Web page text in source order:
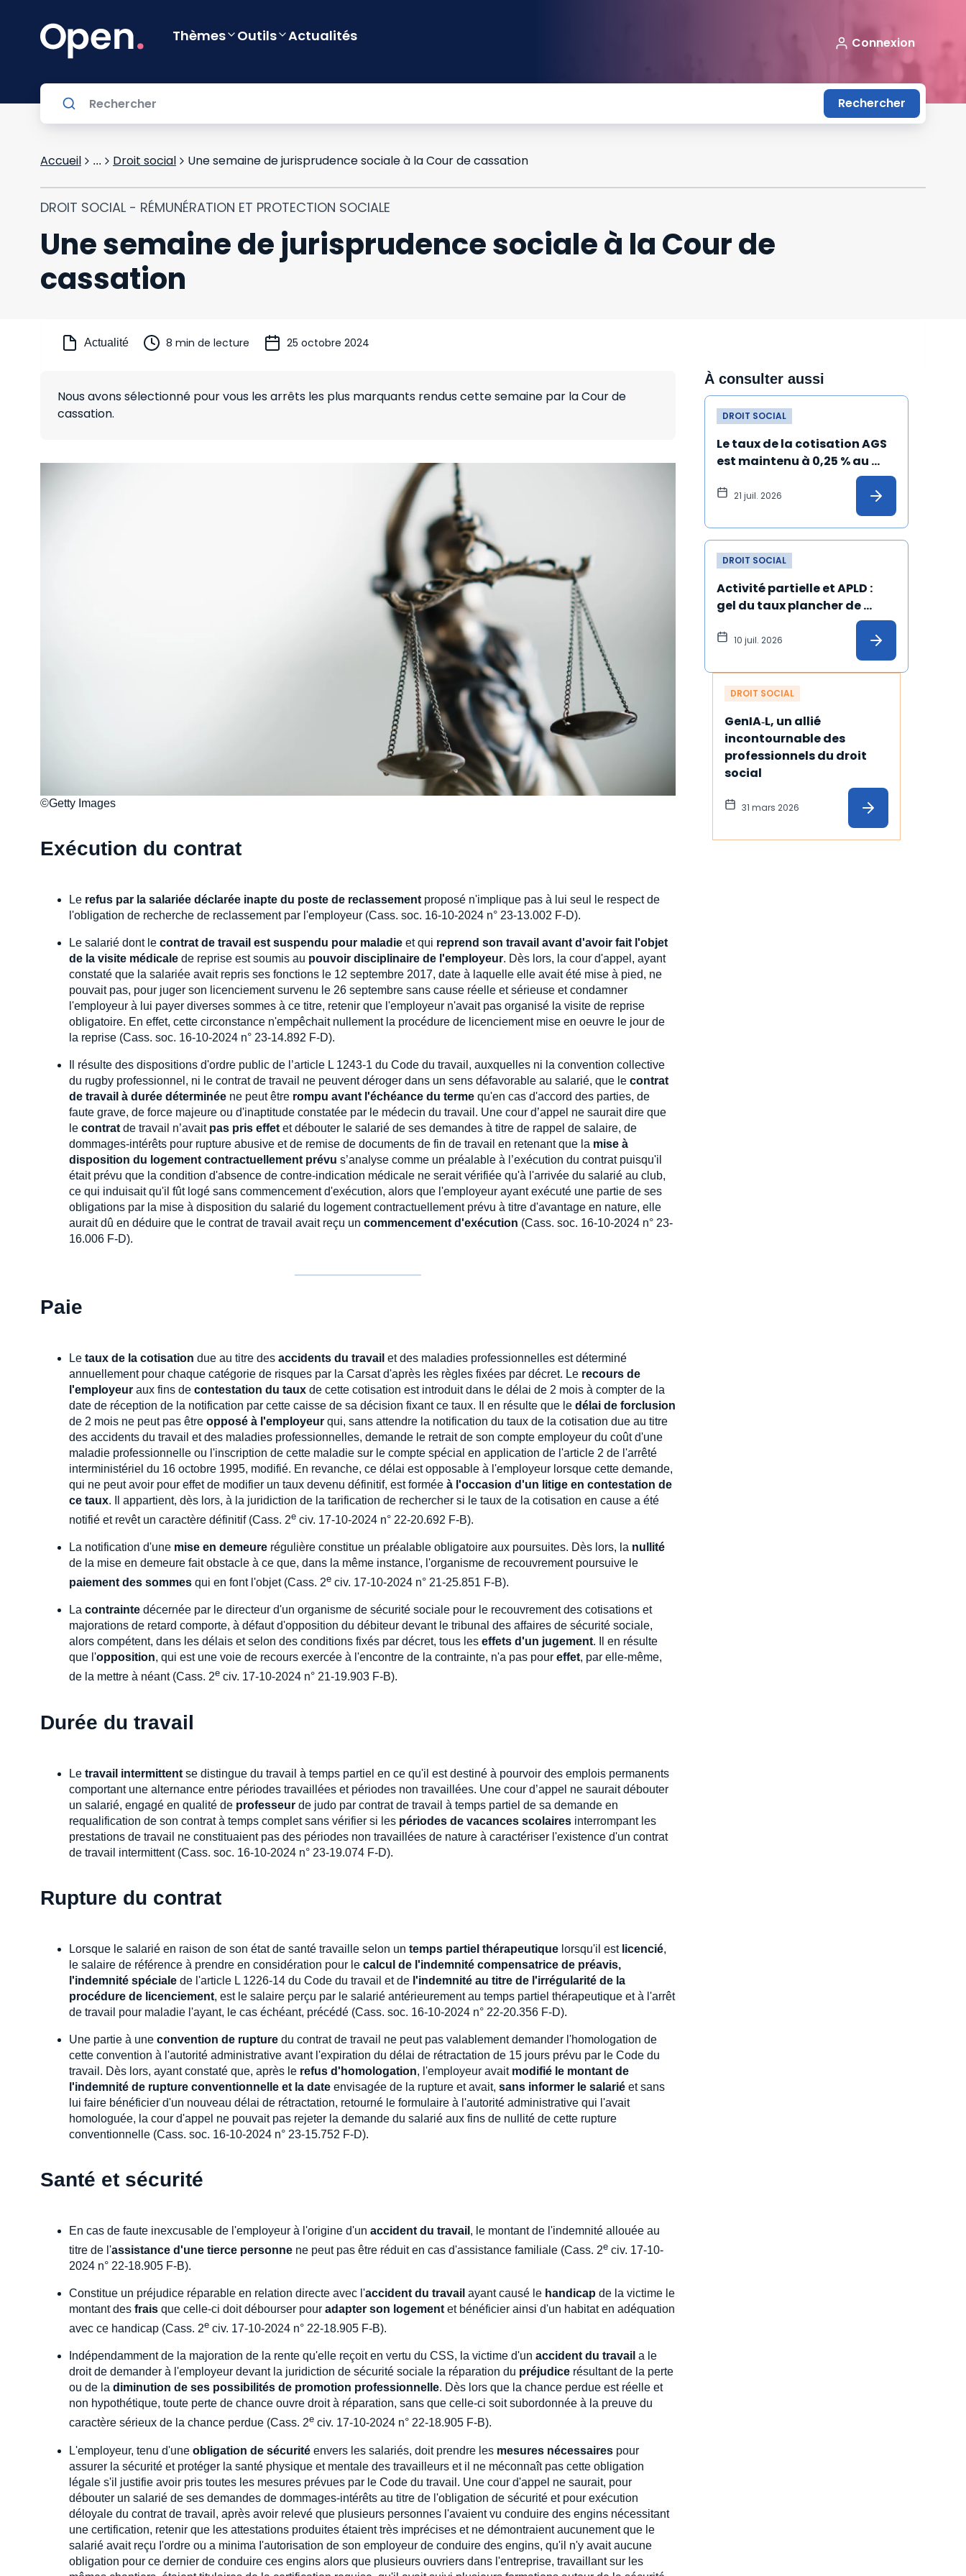
Thèmes Outils Actualités Connexion
Rechercher
Accueil ... Droit social Une semaine de jurisprudence sociale à la Cour de cassation
DROIT SOCIAL - RÉMUNÉRATION ET PROTECTION SOCIALE
Une semaine de jurisprudence sociale à la Cour de
cassation
Actualité 8 min de lecture 25 octobre 2024
Nous avons sélectionné pour vous les arrêts les plus marquants rendus cette semaine par la Cour de
cassation.
©Getty Images
Exécution du contrat
Le refus par la salariée déclarée inapte du poste de reclassement proposé n'implique pas à lui seul le respect de
l'obligation de recherche de reclassement par l'employeur (Cass. soc. 16-10-2024 n° 23-13.002 F-D).
Le salarié dont le contrat de travail est suspendu pour maladie et qui reprend son travail avant d'avoir fait l'objet
de la visite médicale de reprise est soumis au pouvoir disciplinaire de l'employeur. Dès lors, la cour d'appel, ayant
constaté que la salariée avait repris ses fonctions le 12 septembre 2017, date à laquelle elle avait été mise à pied, ne
pouvait pas, pour juger son licenciement survenu le 26 septembre sans cause réelle et sérieuse et condamner
l'employeur à lui payer diverses sommes à ce titre, retenir que l'employeur n'avait pas organisé la visite de reprise
obligatoire. En effet, cette circonstance n'empêchait nullement la procédure de licenciement mise en oeuvre le jour de
la reprise (Cass. soc. 16-10-2024 n° 23-14.892 F-D).
Il résulte des dispositions d'ordre public de l’article L 1243-1 du Code du travail, auxquelles ni la convention collective
du rugby professionnel, ni le contrat de travail ne peuvent déroger dans un sens défavorable au salarié, que le contrat
de travail à durée déterminée ne peut être rompu avant l'échéance du terme qu'en cas d'accord des parties, de
faute grave, de force majeure ou d'inaptitude constatée par le médecin du travail. Une cour d’appel ne saurait dire que
le contrat de travail n’avait pas pris effet et débouter le salarié de ses demandes à titre de rappel de salaire, de
dommages-intérêts pour rupture abusive et de remise de documents de fin de travail en retenant que la mise à
disposition du logement contractuellement prévu s’analyse comme un préalable à l’exécution du contrat puisqu'il
était prévu que la condition d'absence de contre-indication médicale ne serait vérifiée qu'à l'arrivée du salarié au club,
ce qui induisait qu'il fût logé sans commencement d'exécution, alors que l'employeur ayant exécuté une partie de ses
obligations par la mise à disposition du salarié du logement contractuellement prévu à titre d'avantage en nature, elle
aurait dû en déduire que le contrat de travail avait reçu un commencement d'exécution (Cass. soc. 16-10-2024 n° 23-
16.006 F-D).
Paie
Le taux de la cotisation due au titre des accidents du travail et des maladies professionnelles est déterminé
annuellement pour chaque catégorie de risques par la Carsat d'après les règles fixées par décret. Le recours de
l'employeur aux fins de contestation du taux de cette cotisation est introduit dans le délai de 2 mois à compter de la
date de réception de la notification par cette caisse de sa décision fixant ce taux. Il en résulte que le délai de forclusion
de 2 mois ne peut pas être opposé à l'employeur qui, sans attendre la notification du taux de la cotisation due au titre
des accidents du travail et des maladies professionnelles, demande le retrait de son compte employeur du coût d'une
maladie professionnelle ou l'inscription de cette maladie sur le compte spécial en application de l'article 2 de l'arrêté
interministériel du 16 octobre 1995, modifié. En revanche, ce délai est opposable à l'employeur lorsque cette demande,
qui ne peut avoir pour effet de modifier un taux devenu définitif, est formée à l'occasion d'un litige en contestation de
ce taux. Il appartient, dès lors, à la juridiction de la tarification de rechercher si le taux de la cotisation en cause a été
notifié et revêt un caractère définitif (Cass. 2e civ. 17-10-2024 n° 22-20.692 F-B).
La notification d'une mise en demeure régulière constitue un préalable obligatoire aux poursuites. Dès lors, la nullité
de la mise en demeure fait obstacle à ce que, dans la même instance, l'organisme de recouvrement poursuive le
paiement des sommes qui en font l'objet (Cass. 2e civ. 17-10-2024 n° 21-25.851 F-B).
La contrainte décernée par le directeur d'un organisme de sécurité sociale pour le recouvrement des cotisations et
majorations de retard comporte, à défaut d'opposition du débiteur devant le tribunal des affaires de sécurité sociale,
alors compétent, dans les délais et selon des conditions fixés par décret, tous les effets d'un jugement. Il en résulte
que l'opposition, qui est une voie de recours exercée à l'encontre de la contrainte, n'a pas pour effet, par elle-même,
de la mettre à néant (Cass. 2e civ. 17-10-2024 n° 21-19.903 F-B).
Durée du travail
Le travail intermittent se distingue du travail à temps partiel en ce qu'il est destiné à pourvoir des emplois permanents
comportant une alternance entre périodes travaillées et périodes non travaillées. Une cour d’appel ne saurait débouter
un salarié, engagé en qualité de professeur de judo par contrat de travail à temps partiel de sa demande en
requalification de son contrat à temps complet sans vérifier si les périodes de vacances scolaires interrompant les
prestations de travail ne constituaient pas des périodes non travaillées de nature à caractériser l'existence d'un contrat
de travail intermittent (Cass. soc. 16-10-2024 n° 23-19.074 F-D).
Rupture du contrat
Lorsque le salarié en raison de son état de santé travaille selon un temps partiel thérapeutique lorsqu'il est licencié,
le salaire de référence à prendre en considération pour le calcul de l'indemnité compensatrice de préavis,
l'indemnité spéciale de l'article L 1226-14 du Code du travail et de l'indemnité au titre de l'irrégularité de la
procédure de licenciement, est le salaire perçu par le salarié antérieurement au temps partiel thérapeutique et à l'arrêt
de travail pour maladie l'ayant, le cas échéant, précédé (Cass. soc. 16-10-2024 n° 22-20.356 F-D).
Une partie à une convention de rupture du contrat de travail ne peut pas valablement demander l'homologation de
cette convention à l'autorité administrative avant l'expiration du délai de rétractation de 15 jours prévu par le Code du
travail. Dès lors, ayant constaté que, après le refus d'homologation, l'employeur avait modifié le montant de
l'indemnité de rupture conventionnelle et la date envisagée de la rupture et avait, sans informer le salarié et sans
lui faire bénéficier d'un nouveau délai de rétractation, retourné le formulaire à l'autorité administrative qui l'avait
homologuée, la cour d'appel ne pouvait pas rejeter la demande du salarié aux fins de nullité de cette rupture
conventionnelle (Cass. soc. 16-10-2024 n° 23-15.752 F-D).
Santé et sécurité
En cas de faute inexcusable de l'employeur à l'origine d'un accident du travail , le montant de l'indemnité allouée au
titre de l'assistance d'une tierce personne ne peut pas être réduit en cas d'assistance familiale (Cass. 2e civ. 17-10-
2024 n° 22-18.905 F-B).
Constitue un préjudice réparable en relation directe avec l'accident du travail ayant causé le handicap de la victime le
montant des frais que celle-ci doit débourser pour adapter son logement et bénéficier ainsi d'un habitat en adéquation
avec ce handicap (Cass. 2e civ. 17-10-2024 n° 22-18.905 F-B).
Indépendamment de la majoration de la rente qu'elle reçoit en vertu du CSS, la victime d'un accident du travail a le
droit de demander à l'employeur devant la juridiction de sécurité sociale la réparation du préjudice résultant de la perte
ou de la diminution de ses possibilités de promotion professionnelle. Dès lors que la chance perdue est réelle et
non hypothétique, toute perte de chance ouvre droit à réparation, sans que celle-ci soit subordonnée à la preuve du
caractère sérieux de la chance perdue (Cass. 2e civ. 17-10-2024 n° 22-18.905 F-B).
L'employeur, tenu d'une obligation de sécurité envers les salariés, doit prendre les mesures nécessaires pour
assurer la sécurité et protéger la santé physique et mentale des travailleurs et il ne méconnaît pas cette obligation
légale s'il justifie avoir pris toutes les mesures prévues par le Code du travail. Une cour d'appel ne saurait, pour
débouter un salarié de ses demandes de dommages-intérêts au titre de l'obligation de sécurité et pour exécution
déloyale du contrat de travail, après avoir relevé que plusieurs personnes l'avaient vu conduire des engins nécessitant
une certification, retenir que les attestations produites étaient très imprécises et ne démontraient aucunement que le
salarié avait reçu I'ordre ou a minima I'autorisation de son employeur de conduire des engins, qu'il n'y avait aucune
obligation pour ce dernier de conduire ces engins alors que plusieurs ouvriers dans l'entreprise, travaillant sur les
À consulter aussi
DROIT SOCIAL
Le taux de la cotisation AGS
est maintenu à 0,25 % au
21 juil. 2026
DROIT SOCIAL
Activité partielle et APLD :
gel du taux plancher de
l'employeur
10 juil. 2026
DROIT SOCIAL
GenIA‑L, un allié
incontournable des
professionnels du droit
social
31 mars 2026